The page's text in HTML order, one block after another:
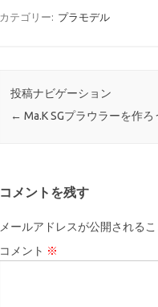
カテゴリー: プラモデル
投稿ナビゲーション
← Ma.K SGプラウラーを作ろ
コメントを残す
メールアドレスが公開されるこ
コメント ※